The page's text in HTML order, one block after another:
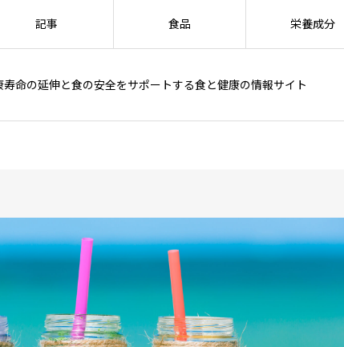
寿命の延伸と食の安全をサポートする食と健康の情報サイト
記事 食品 栄養成分